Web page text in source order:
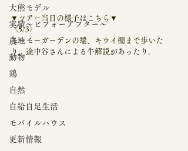
大熊モデル
実績～ビフォーアフター～
農地
動物
鶏
自然
自給自足生活
モバイルハウス
更新情報
▼ツアー当日の様子はこちら▼
〈5/3〉
モーモーガーデンの端、キウイ棚まで歩いた
り、途中谷さんによる牛解説があったり。